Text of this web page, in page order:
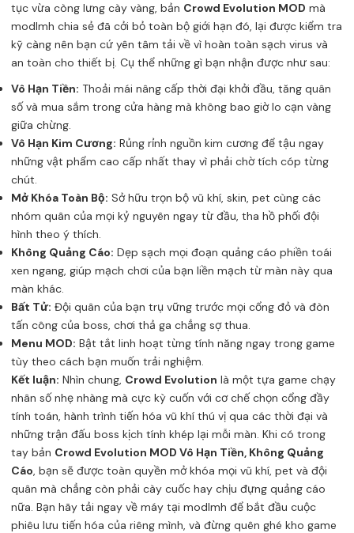
tục vừa còng lưng cày vàng, bản Crowd Evolution MOD mà
modlmh chia sẻ đã cởi bỏ toàn bộ giới hạn đó, lại được kiểm tra
kỹ càng nên bạn cứ yên tâm tải về vì hoàn toàn sạch virus và
an toàn cho thiết bị. Cụ thể những gì bạn nhận được như sau:
Vô Hạn Tiền: Thoải mái nâng cấp thời đại khởi đầu, tăng quân
số và mua sắm trong cửa hàng mà không bao giờ lo cạn vàng
giữa chừng.
Vô Hạn Kim Cương: Rủng rỉnh nguồn kim cương để tậu ngay
những vật phẩm cao cấp nhất thay vì phải chờ tích cóp từng
chút.
Mở Khóa Toàn Bộ: Sở hữu trọn bộ vũ khí, skin, pet cùng các
nhóm quân của mọi kỷ nguyên ngay từ đầu, tha hồ phối đội
hình theo ý thích.
Không Quảng Cáo: Dẹp sạch mọi đoạn quảng cáo phiền toái
xen ngang, giúp mạch chơi của bạn liền mạch từ màn này qua
màn khác.
Bất Tử: Đội quân của bạn trụ vững trước mọi cổng đỏ và đòn
tấn công của boss, chơi thả ga chẳng sợ thua.
Menu MOD: Bật tắt linh hoạt từng tính năng ngay trong game
tùy theo cách bạn muốn trải nghiệm.
Kết luận: Nhìn chung, Crowd Evolution là một tựa game chạy
nhân số nhẹ nhàng mà cực kỳ cuốn với cơ chế chọn cổng đầy
tính toán, hành trình tiến hóa vũ khí thú vị qua các thời đại và
những trận đấu boss kịch tính khép lại mỗi màn. Khi có trong
tay bản Crowd Evolution MOD Vô Hạn Tiền, Không Quảng
Cáo, bạn sẽ được toàn quyền mở khóa mọi vũ khí, pet và đội
quân mà chẳng còn phải cày cuốc hay chịu đựng quảng cáo
nữa. Bạn hãy tải ngay về máy tại modlmh để bắt đầu cuộc
phiêu lưu tiến hóa của riêng mình, và đừng quên ghé kho game